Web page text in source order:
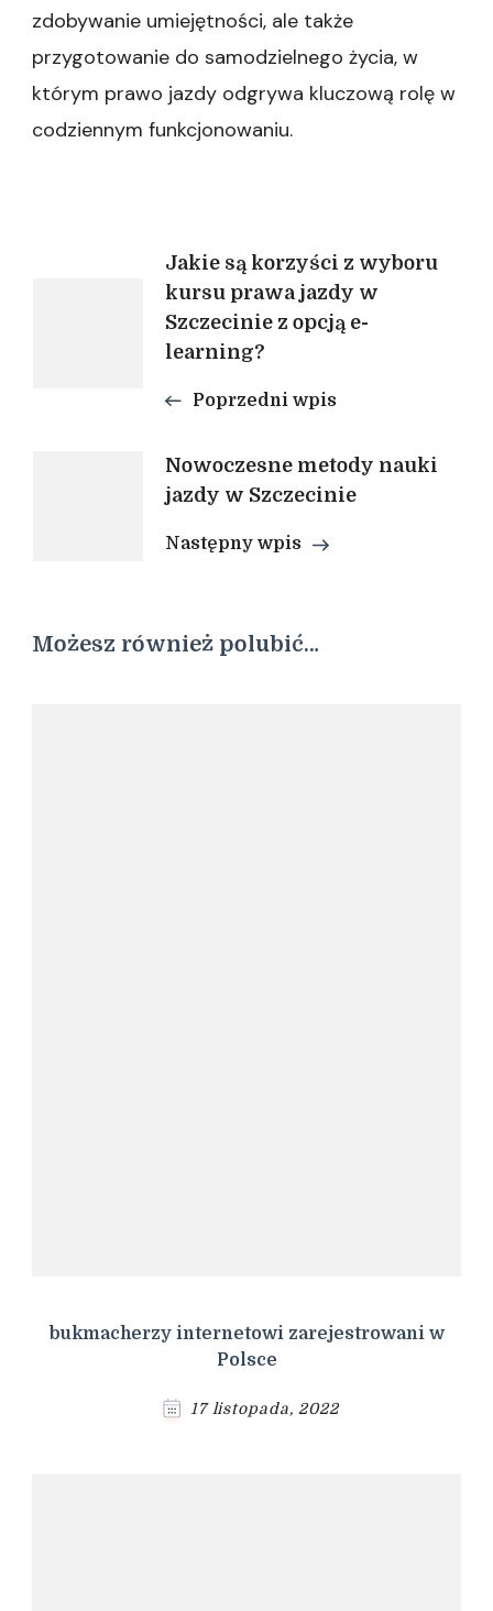
zdobywanie umiejętności, ale także
przygotowanie do samodzielnego życia, w
którym prawo jazdy odgrywa kluczową rolę w
codziennym funkcjonowaniu.
Nawigacja
wpisu
Jakie są korzyści z wyboru
kursu prawa jazdy w
Szczecinie z opcją e-
learning?
Poprzedni wpis
Nowoczesne metody nauki
jazdy w Szczecinie
Następny wpis
Możesz również polubić…
bukmacherzy internetowi zarejestrowani w
Polsce
17 listopada, 2022